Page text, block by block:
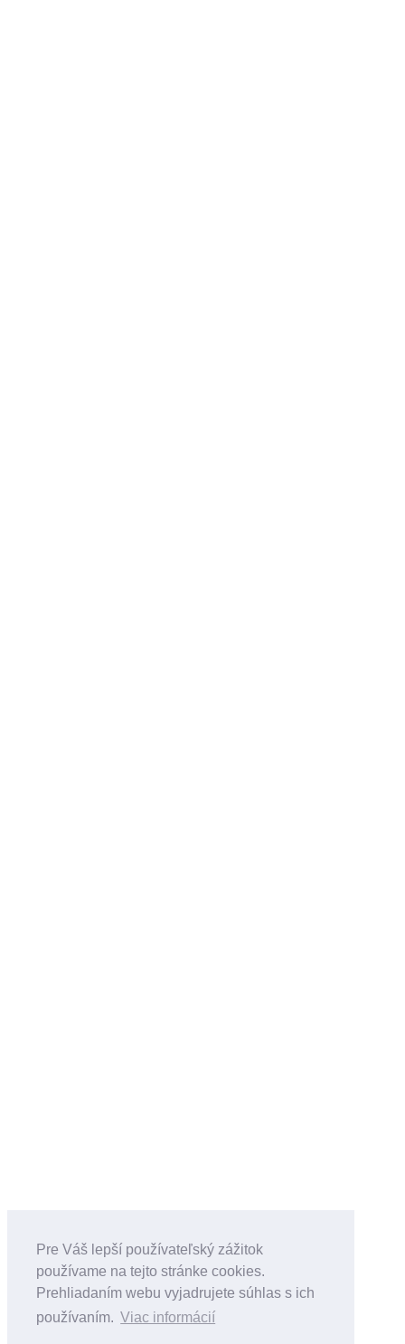
Pre Váš lepší používateľský zážitok
používame na tejto stránke cookies.
Prehliadaním webu vyjadrujete súhlas s ich
používaním. Viac informácií